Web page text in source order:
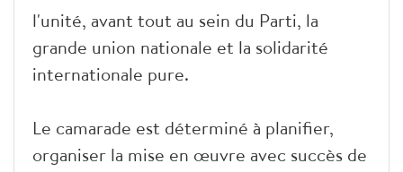
l'unité, avant tout au sein du Parti, la
grande union nationale et la solidarité
internationale pure.
Le camarade est déterminé à planifier,
organiser la mise en œuvre avec succès de